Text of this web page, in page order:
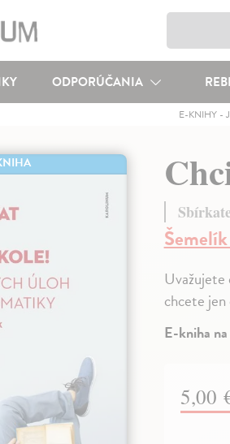
ODPORÚČANIA
E-KNIHY -
Uvažujete
chcete
E-kniha
5,00